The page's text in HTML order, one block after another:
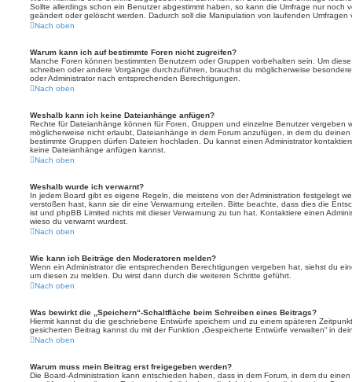
Sollte allerdings schon ein Benutzer abgestimmt haben, so kann die Umfrage nur noch
geändert oder gelöscht werden. Dadurch soll die Manipulation von laufenden Umfragen
Nach oben
Warum kann ich auf bestimmte Foren nicht zugreifen?
Manche Foren können bestimmten Benutzern oder Gruppen vorbehalten sein. Um
schreiben oder andere Vorgänge durchzuführen, brauchst du möglicherweise
oder Administrator nach entsprechenden Berechtigungen.
Nach oben
Weshalb kann ich keine Dateianhänge anfügen?
Rechte für Dateianhänge können für Foren, Gruppen und einzelne Benutzer vergeben
möglicherweise nicht erlaubt, Dateianhänge in dem Forum anzufügen, in dem du
bestimmte Gruppen dürfen Dateien hochladen. Du kannst einen Administrator
keine Dateianhänge anfügen kannst.
Nach oben
Weshalb wurde ich verwarnt?
In jedem Board gibt es eigene Regeln, die meistens von der Administration festgelegt
verstoßen hast, kann sie dir eine Verwarnung erteilen. Bitte beachte, dass dies die
ist und phpBB Limited nichts mit dieser Verwarnung zu tun hat. Kontaktiere einen
wieso du verwarnt wurdest.
Nach oben
Wie kann ich Beiträge den Moderatoren melden?
Wenn ein Administrator die entsprechenden Berechtigungen vergeben hat, siehst du
um diesen zu melden. Du wirst dann durch die weiteren Schritte geführt.
Nach oben
Was bewirkt die „Speichern“-Schaltfläche beim Schreiben eines Beitrags?
Hiermit kannst du die geschriebene Entwürfe speichern und zu einem späteren
gesicherten Beitrag kannst du mit der Funktion „Gespeicherte Entwürfe verwalten“ in
Nach oben
Warum muss mein Beitrag erst freigegeben werden?
Die Board-Administration kann entschieden haben, dass in dem Forum, in dem du